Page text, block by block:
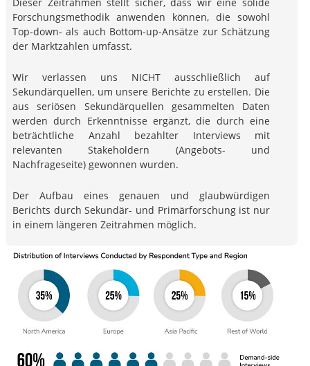
Forschungsmethodik anwenden können, die sowohl
Top-down- als auch Bottom-up-Ansätze zur Schätzung
der Marktzahlen umfasst.
Wir verlassen uns NICHT ausschließlich auf
Sekundärquellen, um unsere Berichte zu erstellen. Die
aus seriösen Sekundärquellen gesammelten Daten
werden durch Erkenntnisse ergänzt, die durch eine
beträchtliche Anzahl bezahlter Interviews mit
relevanten Stakeholdern (Angebots- und
Nachfrageseite) gewonnen wurden.
Der Aufbau eines genauen und glaubwürdigen
Berichts durch Sekundär- und Primärforschung ist nur
in einem längeren Zeitrahmen möglich.